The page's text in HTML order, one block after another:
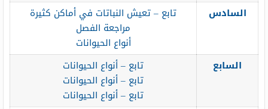
السادس
تابع – تعيش النباتات في أماكن كثيرة
مراجعة الفصل
أنواع الحيوانات
السابع
تابع – أنواع الحيوانات
تابع – أنواع الحيوانات
تابع – أنواع الحيوانات